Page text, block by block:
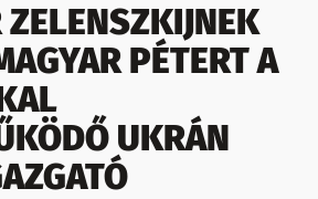
ZELENSZKIJNEK
PÉTERT A
UKRÁN